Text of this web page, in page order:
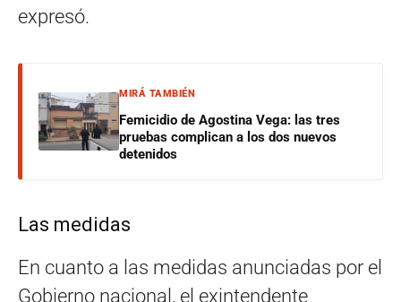
expresó.
MIRÁ TAMBIÉN
Femicidio de Agostina Vega: las tres
pruebas complican a los dos nuevos
detenidos
Las medidas
En cuanto a las medidas anunciadas por el
Gobierno nacional, el exintendente